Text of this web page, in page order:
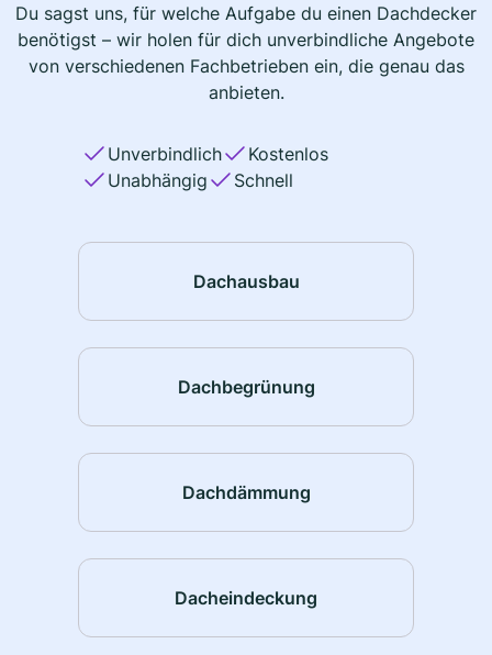
Du sagst uns, für welche Aufgabe du einen Dachdecker
benötigst – wir holen für dich unverbindliche Angebote
von verschiedenen Fachbetrieben ein, die genau das
anbieten.
Unverbindlich
Kostenlos
Unabhängig
Schnell
Dachausbau
Dachbegrünung
Dachdämmung
Dacheindeckung